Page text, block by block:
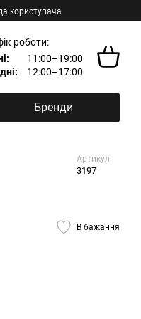
користувача
роботи:
11:00–19:00
12:00–17:00
Бренди
Артикул
3197
В бажання